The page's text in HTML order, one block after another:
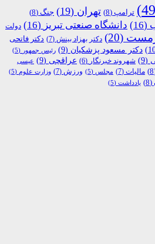
ترامپ (8) تهران (19) جنگ (8)
(16) دانشگاه صنعتی تبریز (16)
دولت
(20) دکتر بهزاد بینش (7)
دکتر فاتحی
دکتر مسعود پزشکیان (9) رئیس جمهور (5)
(9) شهروند خبرنگار (6) عراقچی (9)
عیسی
مالیات (7) مجلس (5) ورزش (7) وزارت علوم (5)
(8) یادداشت (5)